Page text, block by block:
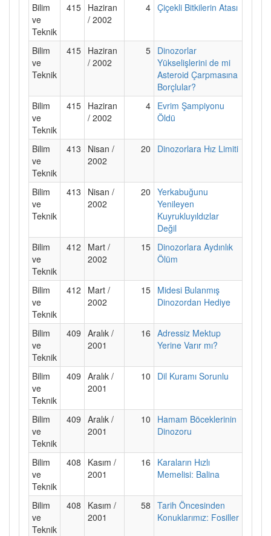
Bilim
ve
Teknik
415 Haziran
/ 2002
4 Çiçekli Bitkilerin Atası
Bilim
ve
Teknik
415 Haziran
/ 2002
5 Dinozorlar
Yükselişlerini de mi
Asteroid Çarpmasına
Borçlular?
Bilim
ve
Teknik
415 Haziran
/ 2002
4 Evrim Şampiyonu
Öldü
Bilim
ve
Teknik
413
Nisan /
2002
20 Dinozorlara Hız Limiti
Bilim
ve
Teknik
413
Nisan /
2002
20 Yerkabuğunu
Yenileyen
Kuyrukluyıldızlar
Değil
Bilim
ve
Teknik
412
Mart /
2002
15 Dinozorlara Aydınlık
Ölüm
Bilim
ve
Teknik
412
Mart /
2002
15 Midesi Bulanmış
Dinozordan Hediye
Bilim
ve
Teknik
409 Aralık /
2001
16 Adressiz Mektup
Yerine Varır mı?
Bilim
ve
Teknik
409 Aralık /
2001
10 Dil Kuramı Sorunlu
Bilim
ve
Teknik
409 Aralık /
2001
10
Hamam Böceklerinin
Dinozoru
Bilim
ve
Teknik
408
Kasım /
2001
16
Karaların Hızlı
Memelisi: Balina
Bilim
ve
Teknik
408
Kasım /
2001
58 Tarih Öncesinden
Konuklarımız: Fosiller